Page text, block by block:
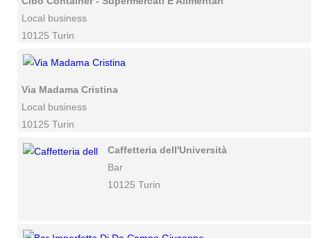
Local business
10125 Turin
Via Madama Cristina
Local business
10125 Turin
Caffetteria dell'Università
Bar
10125 Turin